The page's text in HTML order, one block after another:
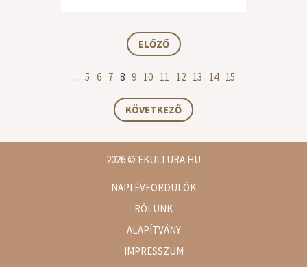
ELŐZŐ
... 5 6 7 8 9 10 11 12 13 14 15
KÖVETKEZŐ
2026© EKULTURA.HU
NAPI ÉVFORDULÓK
RÓLUNK
ALAPÍTVÁNY
IMPRESSZUM